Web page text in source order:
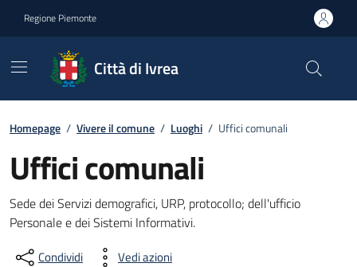
Regione Piemonte
Città di Ivrea
Homepage / Vivere il comune / Luoghi / Uffici comunali
Uffici comunali
Descrizione Breve
Sede dei Servizi demografici, URP, protocollo; dell'ufficio
Personale e dei Sistemi Informativi.
Condividi Vedi azioni